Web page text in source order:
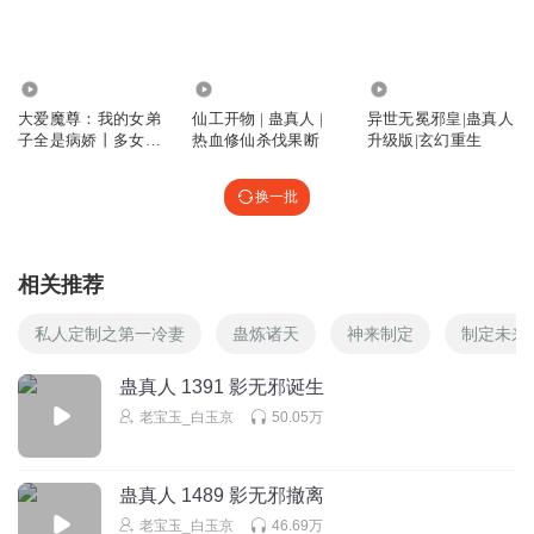
呵呵哒睡觉 回复 @梅雪斋不白: 影宗势力遍布五域，又有幽魂灌输
定仙游
回复 2024-12-11 17
ZHyan 回复 @ 双木_nw 猎奇
听友341377525
你也是个人才啊，人家说的是有了定仙游可以随意辗转五
域，你却说春秋蝉
，人家说东，你却说西
大爱魔尊：我的女弟
子全是病娇丨多女播
仙工开物 | 蛊真人 |
热血修仙杀伐果断
异世无冕邪皇|蛊真人
升级版|玄幻重生
换一批
相关推荐
私人定制之第一冷妻 蛊炼诸天 神来制定 制定未来
蛊真人 1391 影无邪诞生
老宝玉_白玉京 50.05万
蛊真人 1489 影无邪撤离
老宝玉_白玉京 46.69万